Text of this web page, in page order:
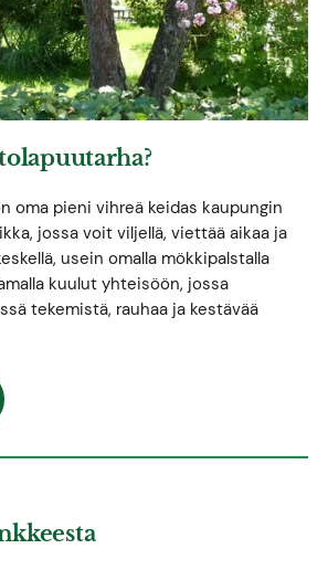
oma pieni vihreä keidas kaupungin
jossa voit viljellä, viettää aikaa ja
usein omalla mökkipalstalla
kuulut yhteisöön, jossa
tekemistä, rauhaa ja kestävää